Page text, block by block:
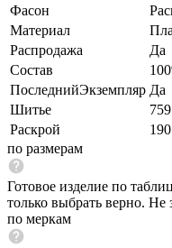
Фасон
Материал
Распродажа
Да
Состав
ПоследнийЭкземпляр Да
Шитье
759
Раскрой
190
по размерам
Готовое изделие по
только выбрать верно. Не
по меркам